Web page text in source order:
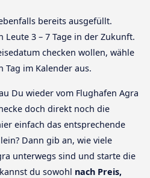
bereits ausgefüllt.
Leute 3 – 7 Tage in der Zukunft.
checken wollen, wähle
Tag im Kalender aus.
Du wieder vom Flughafen Agra
doch direkt noch die
einfach das entsprechende
Dann gib an, wie viele
unterwegs sind und starte die
du sowohl nach Preis,